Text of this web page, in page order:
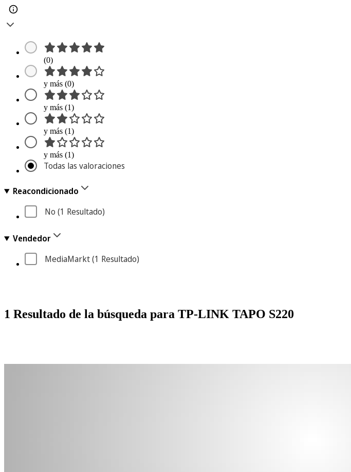
(0)
y más (0)
y más (1)
y más (1)
y más (1)
Todas las valoraciones
Reacondicionado
No (1 Resultado)
Vendedor
MediaMarkt (1 Resultado)
1 Resultado de la búsqueda para TP-LINK TAPO S220